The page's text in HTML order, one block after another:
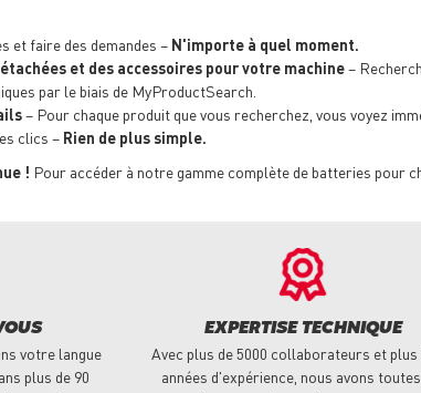
et faire des demandes – N'importe à quel moment.
et des accessoires pour votre machine–
par le biais de MyProductSearch.
– Pour chaque produit que vous recherchez, vous voyez
clics – Rien de plus simple.
! Pour accéder à notre gamme complète de batteries pour
votre langue
plus de 90
EXPERTISE TECHNIQUE
Avec plus de 5000 collaborateurs et plus
années d'expérience, nous avons